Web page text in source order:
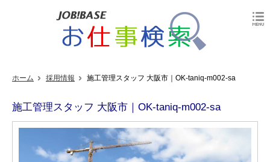
ホーム 採用情報 施工管理スタッフ 大阪市｜OK-taniq-m002-sa
施工管理スタッフ 大阪市｜OK-taniq-m002-sa